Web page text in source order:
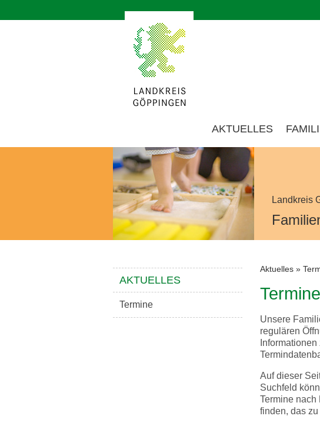
AKTUELLES
Landkreis
AKTUELLES
Termine
Aktuelles »
Termine
Unsere
regulären
Auf dieser
Suchfeld
Termine nach
finden, das